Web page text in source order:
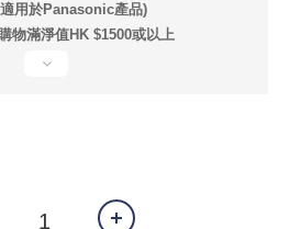
用於Panasonic產品)
物滿淨值HK $1500或以上